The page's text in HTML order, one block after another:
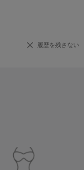
履歴を残さない